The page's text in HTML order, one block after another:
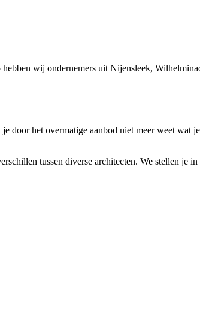
wij ondernemers uit Nijensleek,
door het overmatige aanbod niet meer weet wat
tussen diverse architecten. We stellen je